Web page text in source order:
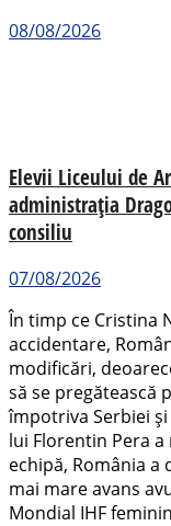
08/08/2026
Elevii Liceului de
administrația
consiliu
07/08/2026
În timp ce Cristina
accidentare,
modificări,
să se pregătească
împotriva Serbiei
lui Florentin Pera
echipă, România a
mai mare avans
Mondial IHF